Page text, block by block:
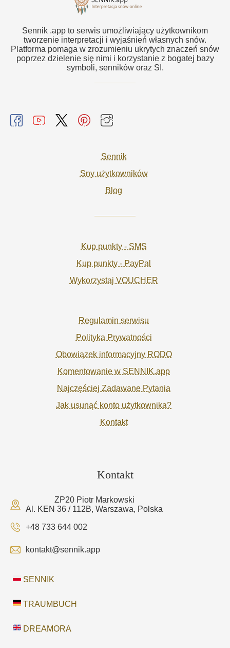
Sennik .app to serwis umożliwiający użytkownikom
tworzenie interpretacji i wyjaśnień własnych snów.
Platforma pomaga w zrozumieniu ukrytych znaczeń snów
poprzez dzielenie się nimi i korzystanie z bogatej bazy
symboli, senników oraz SI.
Sennik
Sny użytkowników
Blog
Kup punkty - SMS
Kup punkty - PayPal
Wykorzystaj VOUCHER
Regulamin serwisu
Polityka Prywatności
Obowiązek informacyjny RODO
Komentowanie w SENNIK.app
Najczęściej Zadawane Pytania
Jak usunąć konto użytkownika?
Kontakt
Kontakt
ZP20 Piotr Markowski
Al. KEN 36 / 112B, Warszawa, Polska
+48 733 644 002
kontakt@sennik.app
SENNIK
TRAUMBUCH
DREAMORA